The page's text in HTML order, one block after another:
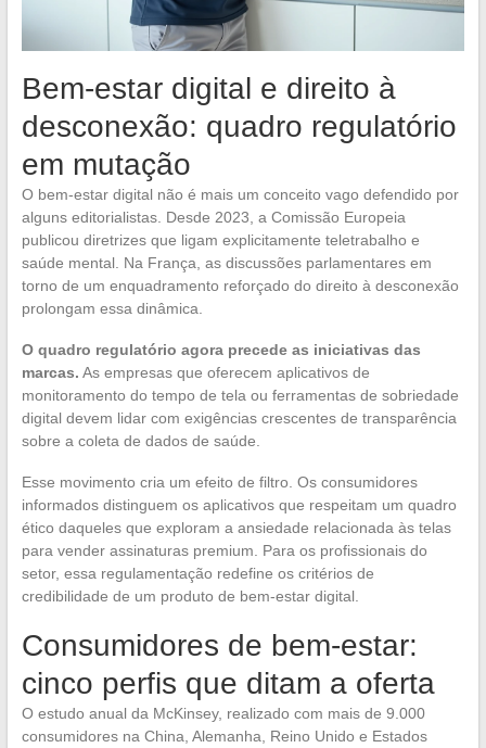
Bem-estar digital e direito à
desconexão: quadro regulatório
em mutação
O bem-estar digital não é mais um conceito vago defendido por
alguns editorialistas. Desde 2023, a Comissão Europeia
publicou diretrizes que ligam explicitamente teletrabalho e
saúde mental. Na França, as discussões parlamentares em
torno de um enquadramento reforçado do direito à desconexão
prolongam essa dinâmica.
O quadro regulatório agora precede as iniciativas das
marcas. As empresas que oferecem aplicativos de
monitoramento do tempo de tela ou ferramentas de sobriedade
digital devem lidar com exigências crescentes de transparência
sobre a coleta de dados de saúde.
Esse movimento cria um efeito de filtro. Os consumidores
informados distinguem os aplicativos que respeitam um quadro
ético daqueles que exploram a ansiedade relacionada às telas
para vender assinaturas premium. Para os profissionais do
setor, essa regulamentação redefine os critérios de
credibilidade de um produto de bem-estar digital.
Consumidores de bem-estar:
cinco perfis que ditam a oferta
O estudo anual da McKinsey, realizado com mais de 9.000
consumidores na China, Alemanha, Reino Unido e Estados